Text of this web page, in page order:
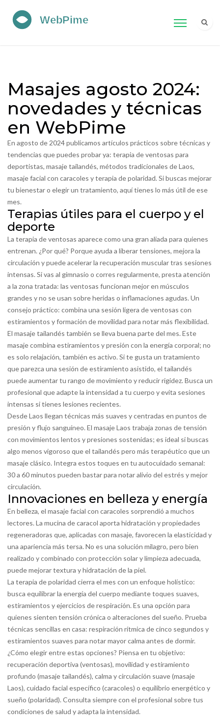
Masajes agosto 2024:
novedades y técnicas
en WebPime
En agosto de 2024 publicamos artículos prácticos sobre técnicas y
tendencias que puedes probar ya: terapia de ventosas para
deportistas, masaje tailandés, métodos tradicionales de Laos,
masaje facial con caracoles y terapia de polaridad. Si buscas mejorar
tu bienestar o elegir un tratamiento, aquí tienes lo más útil de ese
mes.
Terapias útiles para el cuerpo y el
deporte
La terapia de ventosas aparece como una gran aliada para quienes
entrenan. ¿Por qué? Porque ayuda a liberar tensiones, mejora la
circulación y puede acelerar la recuperación muscular tras sesiones
intensas. Si vas al gimnasio o corres regularmente, presta atención
a la zona tratada: las ventosas funcionan mejor en músculos
grandes y no se usan sobre heridas o inflamaciones agudas. Un
consejo práctico: combina una sesión ligera de ventosas con
estiramientos y formación de movilidad para notar más flexibilidad.
El masaje tailandés también se lleva buena parte del mes. Este
masaje combina estiramientos y presión con la energía corporal; no
es solo relajación, también es activo. Si te gusta un tratamiento
que parezca una sesión de estiramiento asistido, el tailandés
puede aumentar tu rango de movimiento y reducir rigidez. Busca un
profesional que adapte la intensidad a tu cuerpo y evita sesiones
intensas si tienes lesiones recientes.
Desde Laos llegan técnicas más suaves y centradas en puntos de
presión y flujo sanguíneo. El masaje Laos trabaja zonas de tensión
con movimientos lentos y presiones sostenidas; es ideal si buscas
algo menos vigoroso que el tailandés pero más terapéutico que un
masaje clásico. Integra estos toques en tu autocuidado semanal:
30 a 60 minutos pueden bastar para notar alivio del estrés y mejor
circulación.
Innovaciones en belleza y energía
En belleza, el masaje facial con caracoles sorprendió a muchos
lectores. La mucina de caracol aporta hidratación y propiedades
regeneradoras que, aplicadas con masaje, favorecen la elasticidad y
una apariencia más tersa. No es una solución milagro, pero bien
realizado y combinado con protección solar y limpieza adecuada,
puede mejorar textura y hidratación de la piel.
La terapia de polaridad cierra el mes con un enfoque holístico:
busca equilibrar la energía del cuerpo mediante toques suaves,
estiramientos y ejercicios de respiración. Es una opción para
quienes sienten tensión crónica o alteraciones del sueño. Prueba
técnicas sencillas en casa: respiración rítmica de cinco segundos y
estiramientos suaves para notar mayor calma antes de dormir.
¿Cómo elegir entre estas opciones? Piensa en tu objetivo:
recuperación deportiva (ventosas), movilidad y estiramiento
profundo (masaje tailandés), calma y circulación suave (masaje
Laos), cuidado facial específico (caracoles) o equilibrio energético y
sueño (polaridad). Consulta siempre con el profesional sobre tus
condiciones de salud y adapta la intensidad.